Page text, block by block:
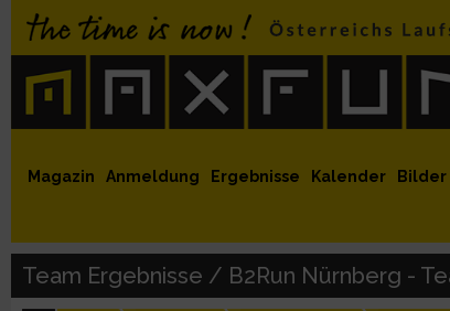
MaxFun Newsletter abonnieren
MaxFun auf Instagram
MaxFun auf Twitter
auf Youtube
auf Facebook
Magazin Anmeldung Ergebnisse Kalender Bilder
Team Ergebnisse / B2Run Nürnberg -